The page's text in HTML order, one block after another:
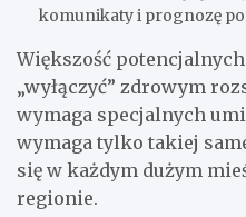
komunikaty i prognozę
Większość
„wyłączyć” zdrowym
wymaga specjalnych
wymaga tylko takiej
się w każdym dużym
regionie.